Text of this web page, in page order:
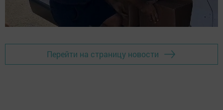
Перейти на страницу новости